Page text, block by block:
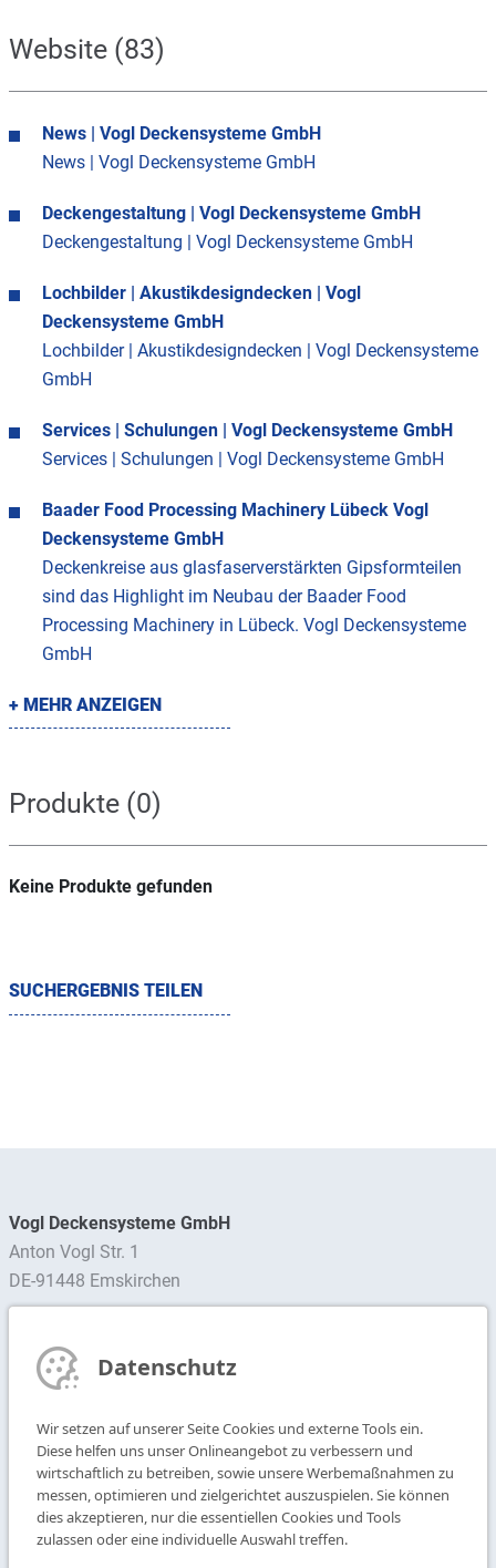
Website (83)
News | Vogl Deckensysteme GmbH
News | Vogl Deckensysteme GmbH
Deckengestaltung | Vogl Deckensysteme GmbH
Deckengestaltung | Vogl Deckensysteme GmbH
Lochbilder | Akustikdesigndecken | Vogl
Deckensysteme GmbH
Lochbilder | Akustikdesigndecken | Vogl Deckensysteme
GmbH
Services | Schulungen | Vogl Deckensysteme GmbH
Services | Schulungen | Vogl Deckensysteme GmbH
Baader Food Processing Machinery Lübeck Vogl
Deckensysteme GmbH
Deckenkreise aus glasfaserverstärkten Gipsformteilen
sind das Highlight im Neubau der Baader Food
Processing Machinery in Lübeck. Vogl Deckensysteme
GmbH
+ MEHR ANZEIGEN
Produkte (0)
Keine Produkte gefunden
SUCHERGEBNIS TEILEN
Vogl Deckensysteme GmbH
Anton Vogl Str. 1
DE-91448 Emskirchen
Newsletter abonnieren
+49 9104 825-0
+49 9104 825-250
info@vogl-deckensysteme.de
Datenschutz
Wir setzen auf unserer Seite Cookies und externe Tools ein.
Diese helfen uns unser Onlineangebot zu verbessern und
wirtschaftlich zu betreiben, sowie unsere Werbemaßnahmen zu
messen, optimieren und zielgerichtet auszuspielen. Sie können
dies akzeptieren, nur die essentiellen Cookies und Tools
zulassen oder eine individuelle Auswahl treffen.